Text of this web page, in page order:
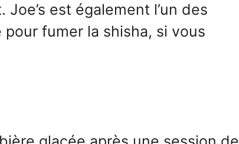
est également l’un des
fumer la shisha, si vous